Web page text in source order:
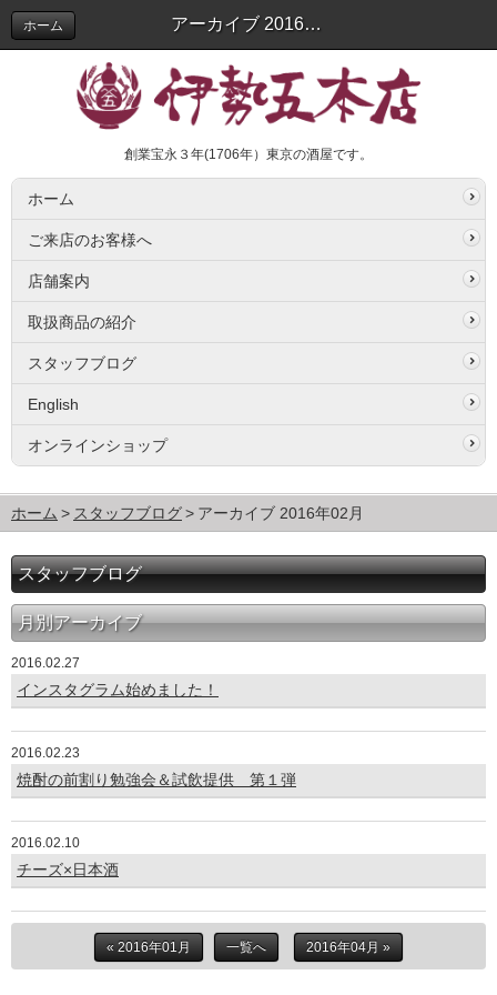
アーカイブ 2016年02月 | スタッフブログ
ホーム
創業宝永３年(1706年）東京の酒屋です。
ホーム
ご来店のお客様へ
店舗案内
取扱商品の紹介
スタッフブログ
English
オンラインショップ
ホーム スタッフブログ アーカイブ 2016年02月
スタッフブログ
月別アーカイブ
2016.02.27
インスタグラム始めました！
2016.02.23
焼酎の前割り勉強会＆試飲提供 第１弾
2016.02.10
チーズ×日本酒
« 2016年01月 一覧へ 2016年04月 »